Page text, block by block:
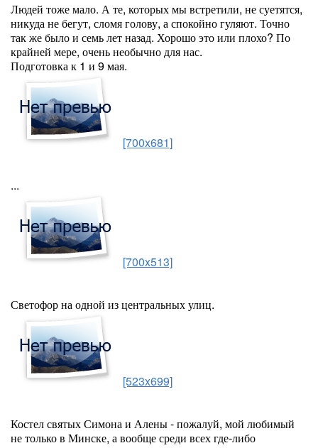
Людей тоже мало. А те, которых мы встретили, не суетятся,
никуда не бегут, сломя голову, а спокойно гуляют. Точно
так же было и семь лет назад. Хорошо это или плохо? По
крайней мере, очень необычно для нас.
Подготовка к 1 и 9 мая.
[700x681]
...
[700x513]
Светофор на одной из центральных улиц.
[523x699]
Костел святых Симона и Алены - пожалуй, мой любимый
не только в Минске, а вообще среди всех где-либо